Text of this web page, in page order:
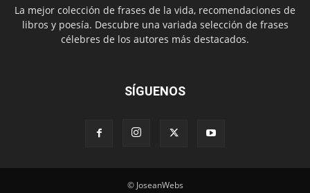
La mejor colección de frases de la vida, recomendaciones de
libros y poesía. Descubre una variada selección de frases
célebres de los autores más destacados.
SÍGUENOS
© JoseanWebs